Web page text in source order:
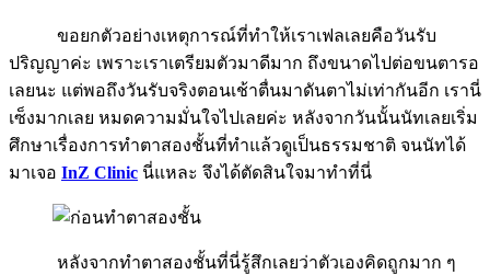
ขอยกตัวอย่างเหตุการณ์ที่ทำให้เราเฟลเลยคือวันรับ
ปริญญาค่ะ เพราะเราเตรียมตัวมาดีมาก ถึงขนาดไปต่อขนตารอ
เลยนะ แต่พอถึงวันรับจริงตอนเช้าตื่นมาดันตาไม่เท่ากันอีก เรานี่
เซ็งมากเลย หมดความมั่นใจไปเลยค่ะ หลังจากวันนั้นนัทเลยเริ่ม
ศึกษาเรื่องการทำตาสองชั้นที่ทำแล้วดูเป็นธรรมชาติ จนนัทได้
มาเจอ InZ Clinic นี่แหละ จึงได้ตัดสินใจมาทำที่นี่
หลังจากทำตาสองชั้นที่นี่รู้สึกเลยว่าตัวเองคิดถูกมาก ๆ